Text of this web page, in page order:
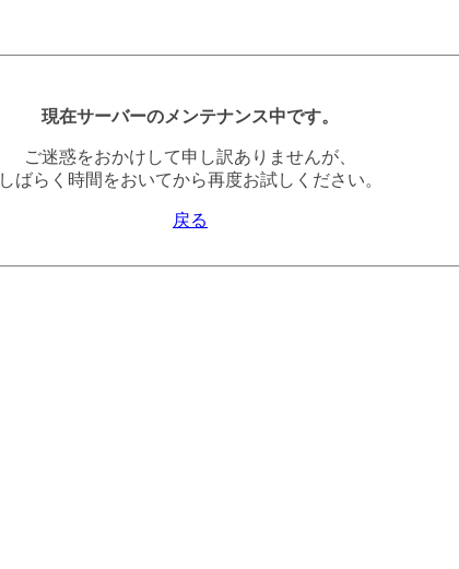
現在サーバーのメンテナンス中です。
ご迷惑をおかけして申し訳ありませんが、
しばらく時間をおいてから再度お試しください。
戻る